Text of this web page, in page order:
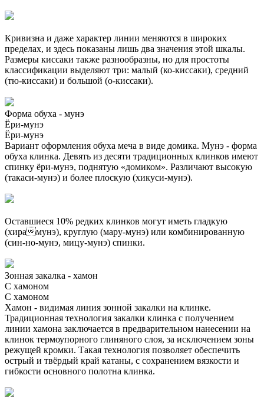
Кривизна и даже характер линии меняются в широких
пределах, и здесь показаны лишь два значения этой шкалы.
Размеры киссаки также разнообразны, но для простоты
классификации выделяют три: малый (ко-киссаки), средний
(тю-киссаки) и большой (о-киссаки).
Форма обуха - мунэ
Ёри-мунэ
Ёри-мунэ
Вариант оформления обуха меча в виде домика. Мунэ - форма
обуха клинка. Девять из десяти традиционных клинков имеют
спинку ёри-мунэ, поднятую «домиком». Различают высокую
(такаси-мунэ) и более плоскую (хикуси-мунэ).
Оставшиеся 10% редких клинков могут иметь гладкую
(хирамунэ), круглую (мару-мунэ) или комбинированную
(син-но-мунэ, мицу-мунэ) спинки.
Зонная закалка - хамон
С хамоном
С хамоном
Хамон - видимая линия зонной закалки на клинке.
Традиционная технология закалки клинка с получением
линии хамона заключается в предварительном нанесении на
клинок термоупорного глиняного слоя, за исключением зоны
режущей кромки. Такая технология позволяет обеспечить
острый и твёрдый край катаны, с сохранением вязкости и
гибкости основного полотна клинка.